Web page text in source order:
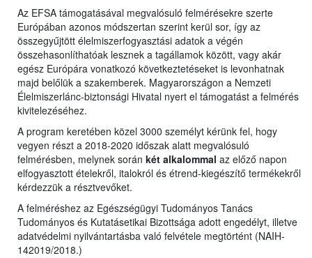
Az EFSA támogatásával megvalósuló felmérésekre szerte
Európában azonos módszertan szerint kerül sor, így az
összegyűjtött élelmiszerfogyasztási adatok a végén
összehasonlíthatóak lesznek a tagállamok között, vagy akár
egész Európára vonatkozó következtetéseket is levonhatnak
majd belőlük a szakemberek. Magyarországon a Nemzeti
Élelmiszerlánc-biztonsági Hivatal nyert el támogatást a felmérés
kivitelezéséhez.
A program keretében közel 3000 személyt kérünk fel, hogy
vegyen részt a 2018-2020 időszak alatt megvalósuló
felmérésben, melynek során két alkalommal az előző napon
elfogyasztott ételekről, italokról és étrend-kiegészítő termékekről
kérdezzük a résztvevőket.
A felméréshez az Egészségügyi Tudományos Tanács
Tudományos és Kutatásetikai Bizottsága adott engedélyt, illetve
adatvédelmi nyilvántartásba való felvétele megtörtént (NAIH-
142019/2018.)